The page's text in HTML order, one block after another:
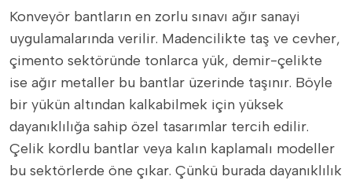
Konveyör bantların en zorlu sınavı ağır sanayi
uygulamalarında verilir. Madencilikte taş ve cevher,
çimento sektöründe tonlarca yük, demir-çelikte
ise ağır metaller bu bantlar üzerinde taşınır. Böyle
bir yükün altından kalkabilmek için yüksek
dayanıklılığa sahip özel tasarımlar tercih edilir.
Çelik kordlu bantlar veya kalın kaplamalı modeller
bu sektörlerde öne çıkar. Çünkü burada dayanıklılık